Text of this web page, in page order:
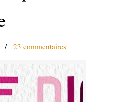
/ 23 commentaires